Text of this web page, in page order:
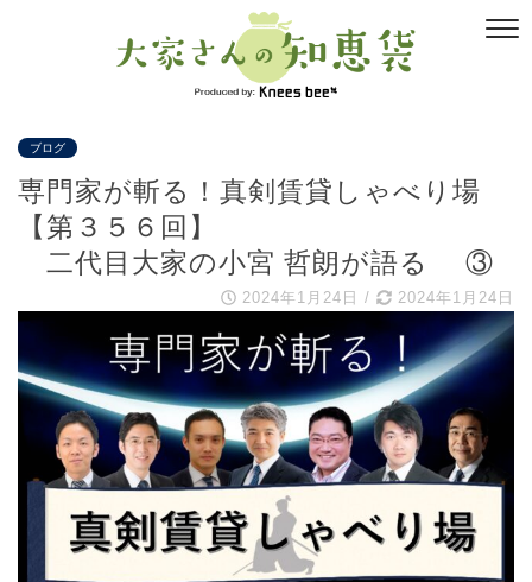
ブログ
専門家が斬る！真剣賃貸しゃべり場
【第３５６回】
二代目大家の小宮 哲朗が語る ③
2024年1月24日 / 2024年1月24日